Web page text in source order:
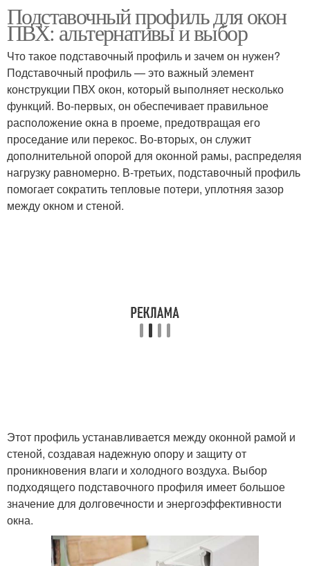
подставочного
профиля
Подставочный профиль для окон
ПВХ: альтернативы и выбор
Что такое подставочный профиль и зачем он нужен?
Подставочный профиль — это важный элемент
конструкции ПВХ окон, который выполняет несколько
функций. Во-первых, он обеспечивает правильное
расположение окна в проеме, предотвращая его
проседание или перекос. Во-вторых, он служит
дополнительной опорой для оконной рамы, распределяя
нагрузку равномерно. В-третьих, подставочный профиль
помогает сократить тепловые потери, уплотняя зазор
между окном и стеной.
Этот профиль устанавливается между оконной рамой и
стеной, создавая надежную опору и защиту от
проникновения влаги и холодного воздуха. Выбор
подходящего подставочного профиля имеет большое
значение для долговечности и энергоэффективности
окна.